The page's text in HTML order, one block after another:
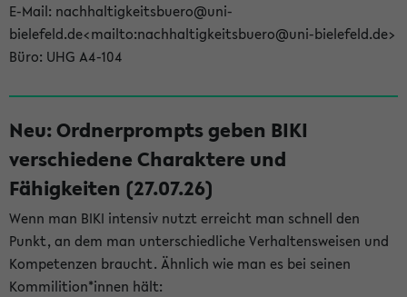
E-Mail: nachhaltigkeitsbuero@uni-
bielefeld.de<mailto:nachhaltigkeitsbuero@uni-bielefeld.de>
Büro: UHG A4-104
Neu: Ordnerprompts geben BIKI
verschiedene Charaktere und
Fähigkeiten (27.07.26)
Wenn man BIKI intensiv nutzt erreicht man schnell den
Punkt, an dem man unterschiedliche Verhaltensweisen und
Kompetenzen braucht. Ähnlich wie man es bei seinen
Kommilition*innen hält: